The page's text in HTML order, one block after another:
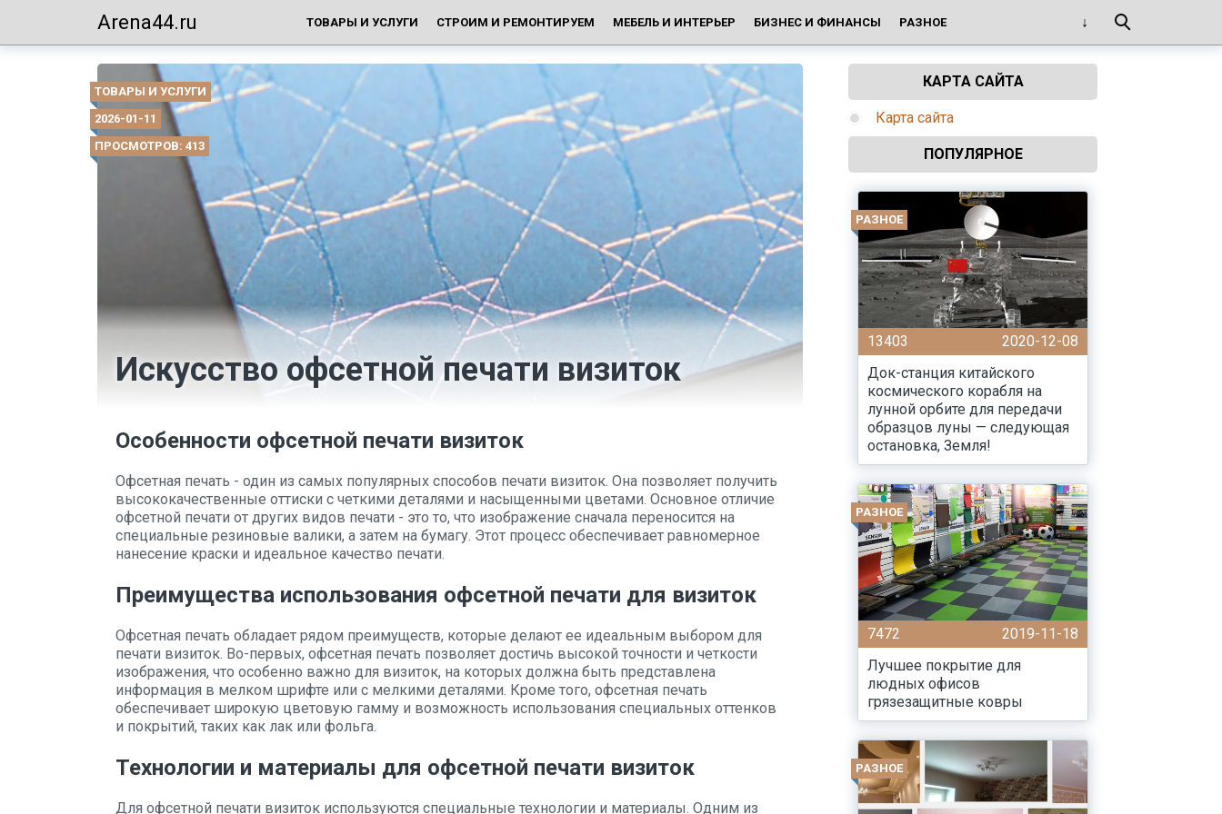
Arena44.ru ТОВАРЫ И УСЛУГИ СТРОИМ И РЕМОНТИРУЕМ МЕБЕЛЬ И ИНТЕРЬЕР БИЗНЕС И ФИНАНСЫ РАЗНОЕ
ТОВАРЫ И УСЛУГИ
2026-01-11
ПРОСМОТРОВ: 413
Искусство офсетной печати визиток
Особенности офсетной печати визиток
Офсетная печать - один из самых популярных способов печати визиток. Она позволяет получить
высококачественные оттиски с четкими деталями и насыщенными цветами. Основное отличие
офсетной печати от других видов печати - это то, что изображение сначала переносится на
специальные резиновые валики, а затем на бумагу. Этот процесс обеспечивает равномерное
нанесение краски и идеальное качество печати.
Преимущества использования офсетной печати для визиток
Офсетная печать обладает рядом преимуществ, которые делают ее идеальным выбором для
печати визиток. Во-первых, офсетная печать позволяет достичь высокой точности и четкости
изображения, что особенно важно для визиток, на которых должна быть представлена
информация в мелком шрифте или с мелкими деталями. Кроме того, офсетная печать
обеспечивает широкую цветовую гамму и возможность использования специальных оттенков
и покрытий, таких как лак или фольга.
Технологии и материалы для офсетной печати визиток
Для офсетной печати визиток используются специальные технологии и материалы. Одним из
КАРТА САЙТА
Карта сайта
ПОПУЛЯРНОЕ
РАЗНОЕ
13403
2020-12-08
Док-станция китайского
космического корабля на
лунной орбите для передачи
образцов луны — следующая
остановка, Земля!
РАЗНОЕ
7472
2019-11-18
Лучшее покрытие для
людных офисов
грязезащитные ковры
РАЗНОЕ